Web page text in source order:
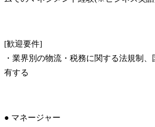
[歓迎要件]
・業界別の物流・税務に関する法規制
有する
● マネージャー